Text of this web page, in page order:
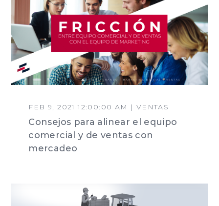
FEB 9, 2021 12:00:00 AM | VENTAS
Consejos para alinear el equipo
comercial y de ventas con
mercadeo